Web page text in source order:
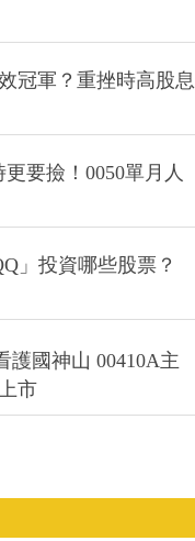
冠軍？重挫時高股息
要撿！0050單月人
」投資哪些股票？
護國神山 00410A主
市